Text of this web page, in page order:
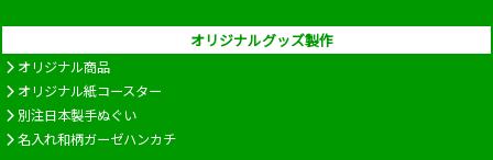
オリジナルグッズ製作
オリジナル商品
オリジナル紙コースター
別注日本製手ぬぐい
名入れ和柄ガーゼハンカチ